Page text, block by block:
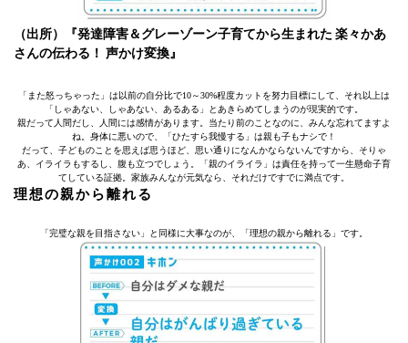
（出所）『発達障害＆グレーゾーン子育てから生まれた 楽々かあ
さんの伝わる！ 声かけ変換』
「また怒っちゃった」は以前の自分比で10～30%程度カットを努力目標にして、それ以上は
「しゃあない、しゃあない、あるある」とあきらめてしまうのが現実的です。
親だって人間だし、人間には感情があります。当たり前のことなのに、みんな忘れてますよ
ね。身体に悪いので、「ひたすら我慢する」は親も子もナシで！
だって、子どものことを思えば思うほど、思い通りになんかならないんですから、そりゃ
あ、イライラもするし、腹も立つでしょう。「親のイライラ」は責任を持って一生懸命子育
てしている証拠。家族みんなが元気なら、それだけですでに満点です。
理想の親から離れる
「完璧な親を目指さない」と同様に大事なのが、「理想の親から離れる」です。